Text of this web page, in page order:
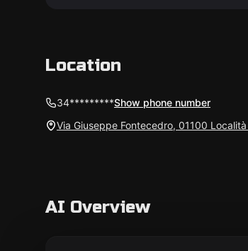
Location
34*********Show phone number
Via Giuseppe Fontecedro, 01100
AI Overview